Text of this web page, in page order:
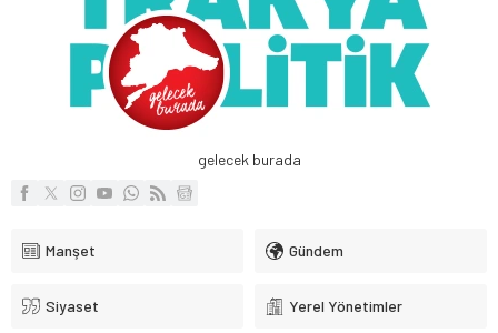
gelecek burada
Manşet Gündem
Siyaset Yerel Yönetimler